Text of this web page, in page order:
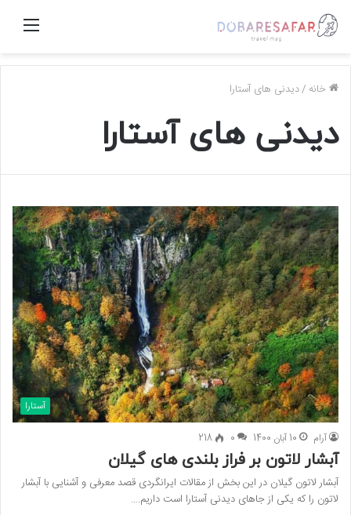
منو
خانه /دیدنی های آستارا
دیدنی های آستارا
آستارا
آرام 10 آبان 1400 0
218
آبشار لاتون بر فراز بلندی های گیلان
آبشار لاتون گیلان در این بخش از مقالات ایرانگردی قصد معرفی و آشنایی با آبشار
لاتون را که یکی از جاهای دیدنی آستارا است داریم.…